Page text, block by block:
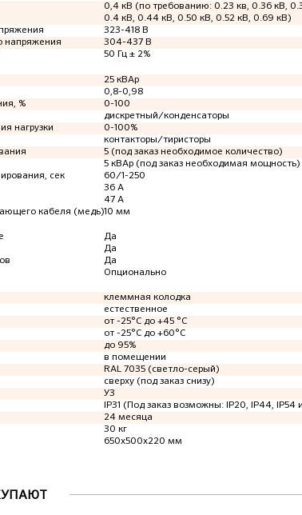
0,4 кВ (по требованию: 0.23 кв, 0.36 кВ,
0.4 кВ, 0.44 кВ, 0.50 кВ, 0.52 кВ, 0.69 кВ)
323-418 В
напряжения
304-437 В
50 Гц ± 2%
25 кВАр
0,8-0,98
%
0-100
дискретный/конденсаторы
нагрузки
0-100%
контакторы/тиристоры
5 (под заказ необходимое количество)
5 кВАр (под заказ необходимая мощность)
сек
60/1-250
36 А
47 А
кабеля (медь)10 мм
Да
Да
Да
Опционально
клеммная колодка
естественное
от -25°C до +45 °C
от -25°C до +60°C
до 95%
в помещении
RAL 7035 (светло-серый)
сверху (под заказ снизу)
У3
IP31 (Под заказ возможны: IP20, IP44, IP54
24 месяца
30 кг
650х500х220 мм